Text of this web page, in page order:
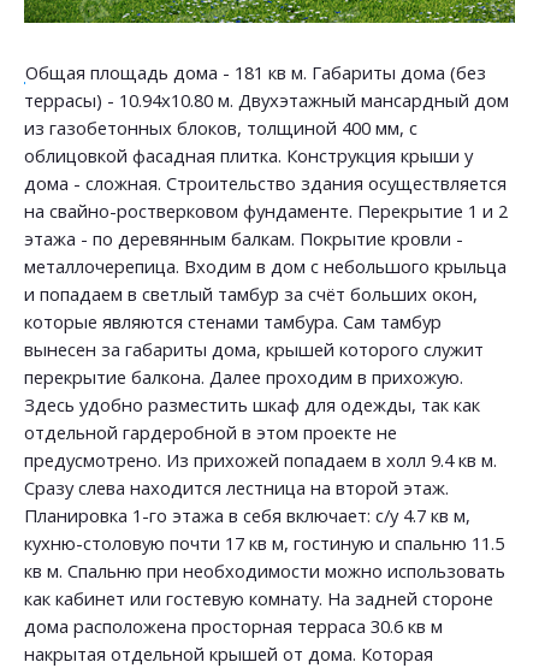
Общая площадь дома - 181 кв м. Габариты дома (без
террасы) - 10.94х10.80 м. Двухэтажный мансардный дом
из газобетонных блоков, толщиной 400 мм, с
облицовкой фасадная плитка. Конструкция крыши у
дома - сложная. Строительство здания осуществляется
на свайно-ростверковом фундаменте. Перекрытие 1 и 2
этажа - по деревянным балкам. Покрытие кровли -
металлочерепица. Входим в дом с небольшого крыльца
и попадаем в светлый тамбур за счёт больших окон,
которые являются стенами тамбура. Сам тамбур
вынесен за габариты дома, крышей которого служит
перекрытие балкона. Далее проходим в прихожую.
Здесь удобно разместить шкаф для одежды, так как
отдельной гардеробной в этом проекте не
предусмотрено. Из прихожей попадаем в холл 9.4 кв м.
Сразу слева находится лестница на второй этаж.
Планировка 1-го этажа в себя включает: с/у 4.7 кв м,
кухню-столовую почти 17 кв м, гостиную и спальню 11.5
кв м. Спальню при необходимости можно использовать
как кабинет или гостевую комнату. На задней стороне
дома расположена просторная терраса 30.6 кв м
накрытая отдельной крышей от дома. Которая